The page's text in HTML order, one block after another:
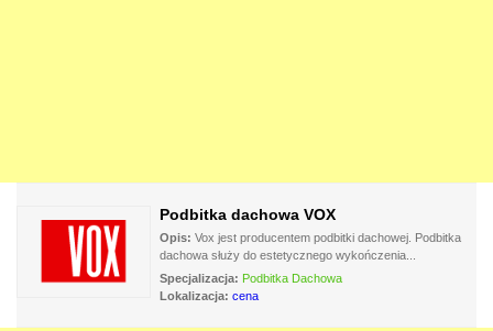
Podbitka dachowa VOX
Opis: Vox jest producentem podbitki dachowej. Podbitka
dachowa służy do estetycznego wykończenia...
Specjalizacja: Podbitka Dachowa
Lokalizacja: cena